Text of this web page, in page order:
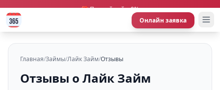
🎁 Первый займ 0%
Онлайн заявка
Главная/Займы/Лайк Займ/Отзывы
Отзывы о Лайк Займ